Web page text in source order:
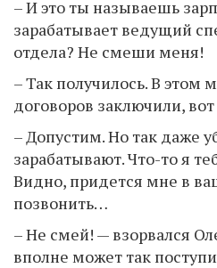
– И это ты называешь
зарабатывает ведущий
отдела? Не смеши меня!
– Так получилось. В этом
договоров заключили, вот
– Допустим. Но так даже
зарабатывают. Что-то я
Видно, придется мне в
позвонить…
– Не смей! — взорвался
вполне может так